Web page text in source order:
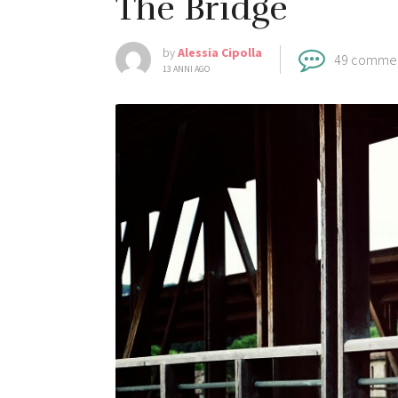
byAlessia Cipolla
13 ANNI AGO
49